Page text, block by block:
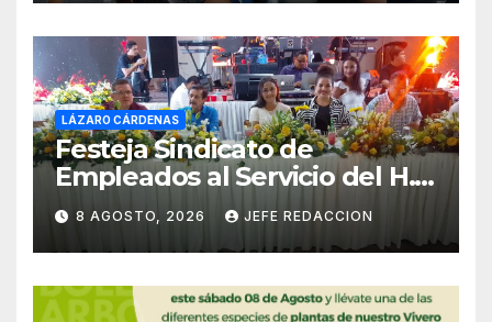
LÁZARO CÁRDENAS
Festeja Sindicato de
Empleados al Servicio del H.
Ayuntamiento de LZC Día del
Empleado Municipal
8 AGOSTO, 2026 JEFE REDACCION